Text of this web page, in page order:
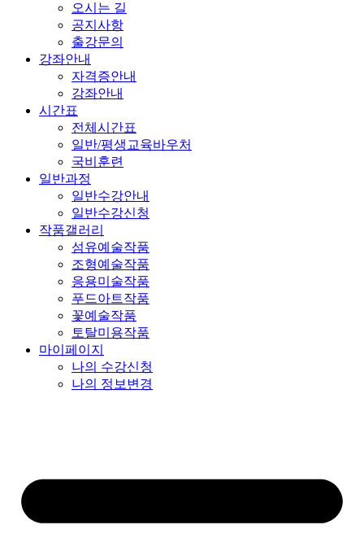
오시는 길
공지사항
출강문의
강좌안내
자격증안내
강좌안내
시간표
전체시간표
일반/평생교육바우처
국비훈련
일반과정
일반수강안내
일반수강신청
작품갤러리
섬유예술작품
조형예술작품
응용미술작품
푸드아트작품
꽃예술작품
토탈미용작품
마이페이지
나의 수강신청
나의 정보변경